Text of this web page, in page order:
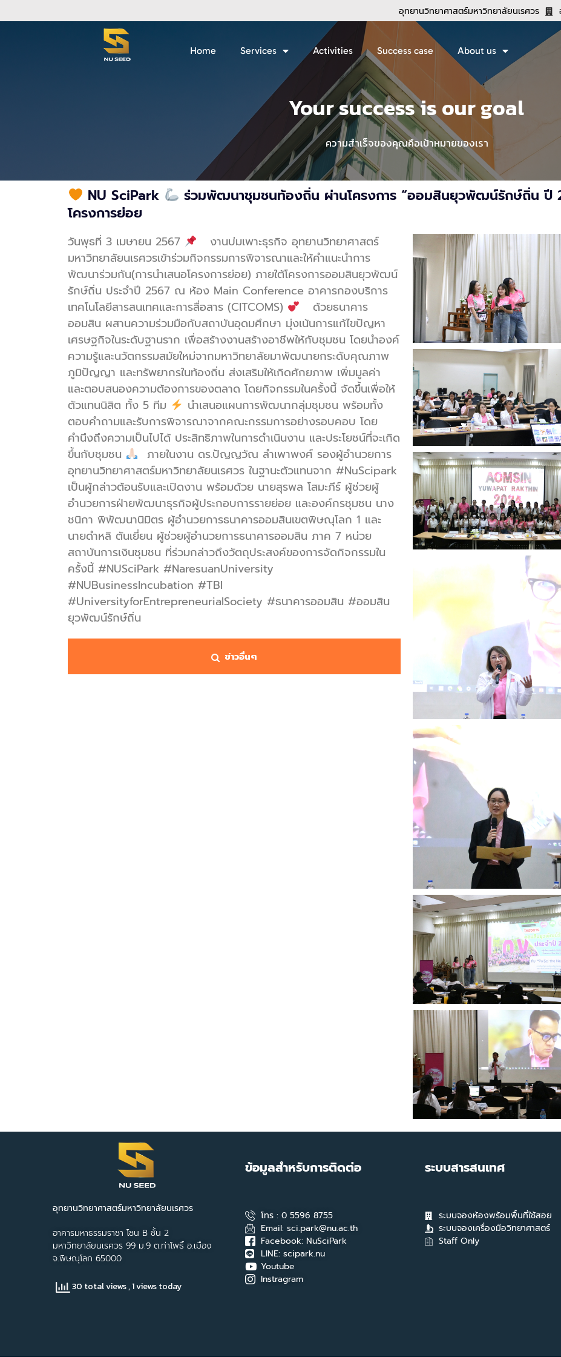
อุทยานวิทยาศาสตร์มหาวิทยาลัยนเรศวร
Home Services Activities Success case About us
NU SciPark
ร่วมพัฒนาชุมชนท้องถิ่น ผ่านโครงการ “ออมสินยุวพัฒน์รักษ์ถิ่น ปี
โครงการย่อย
วันพุธที่ 3 เมษายน 2567
งานบ่มเพาะธุรกิจ อุทยานวิทยาศาสตร์
มหาวิทยาลัยนเรศวรเข้าร่วมกิจกรรมการพิจารณาและให้คำแนะนำการ
พัฒนาร่วมกัน(การนำเสนอโครงการย่อย) ภายใต้โครงการออมสินยุวพัฒน์
รักษ์ถิ่น ประจำปี 2567 ณ ห้อง Main Conference อาคารกองบริการ
เทคโนโลยีสารสนเทศและการสื่อสาร (CITCOMS)
ด้วยธนาคาร
ออมสิน ผสานความร่วมมือกับสถาบันอุดมศึกษา มุ่งเน้นการแก้ไขปัญหา
เศรษฐกิจในระดับฐานราก เพื่อสร้างงานสร้างอาชีพให้กับชุมชน โดยนำองค์
ความรู้และนวัตกรรมสมัยใหม่จากมหาวิทยาลัยมาพัฒนายกระดับคุณภาพ
ภูมิปัญญา และทรัพยากรในท้องถิ่น ส่งเสริมให้เกิดศักยภาพ เพิ่มมูลค่า
และตอบสนองความต้องการของตลาด โดยกิจกรรมในครั้งนี้ จัดขึ้นเพื่อให้
ตัวแทนนิสิต ทั้ง 5 ทีม
นำเสนอแผนการพัฒนากลุ่มชุมชน พร้อมทั้ง
ตอบคำถามและรับการพิจารณาจากคณะกรรมการอย่างรอบคอบ โดย
คำนึงถึงความเป็นไปได้ ประสิทธิภาพในการดำเนินงาน และประโยชน์ที่จะเกิด
ขึ้นกับชุมชน
ภายในงาน ดร.ปัญญวัณ ลำเพาพงศ์ รองผู้อำนวยการ
อุทยานวิทยาศาสตร์มหาวิทยาลัยนเรศวร ในฐานะตัวแทนจาก #NuScipark
เป็นผู้กล่าวต้อนรับและเปิดงาน พร้อมด้วย นายสุรพล โสมะภีร์ ผู้ช่วยผู้
อำนวยการฝ่ายพัฒนาธุรกิจผู้ประกอบการรายย่อย และองค์กรชุมชน นาง
ชนิกา พิพัฒนานิมิตร ผู้อำนวยการธนาคารออมสินเขตพิษณุโลก 1 และ
นายดำหลิ ตันเยี่ยน ผู้ช่วยผู้อำนวยการธนาคารออมสิน ภาค 7 หน่วย
สถาบันการเงินชุมชน ที่ร่วมกล่าวถึงวัตถุประสงค์ของการจัดกิจกรรมใน
ครั้งนี้ #NUSciPark #NaresuanUniversity
#NUBusinessIncubation #TBI
#UniversityforEntrepreneurialSociety #ธนาคารออมสิน #ออมสิน
ยุวพัฒน์รักษ์ถิ่น
ข่าวอื่นๆ
อุทยานวิทยาศาสตร์มหาวิทยาลัยนเรศวร
อาคารมหาธรรมราชา โซน B ชั้น 2
มหาวิทยาลัยนเรศวร 99 ม.9 ต.ท่าโพธิ์ อ.เมือง
จ.พิษณุโลก 65000
30 total views, 1 views today
ข้อมูลสำหรับการติดต่อ
โทร : 0 5596 8755
Email: sci.park@nu.ac.th
Facebook: NuSciPark
LINE: scipark.nu
Youtube
Instragram
ระบบสารสนเทศ
ระบบจองห้องพร้อมพื้นที่ใช้สอย
ระบบจองเครื่องมือวิทยาศาสตร์
Staff Only